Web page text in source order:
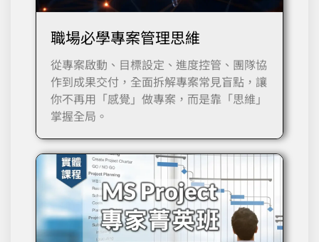
職場必學專案管理思維
從專案啟動、目標設定、進度控管、團隊協
作到成果交付，全面拆解專案常見盲點，讓
你不再用「感覺」做專案，而是靠「思維」
掌握全局。